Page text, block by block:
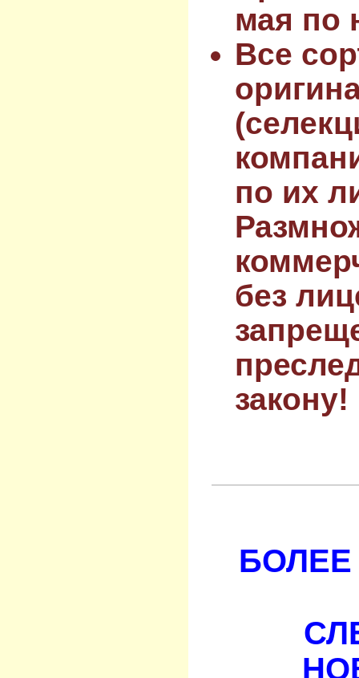
мая по
Все
по их
без
закону!
БОЛЕЕ